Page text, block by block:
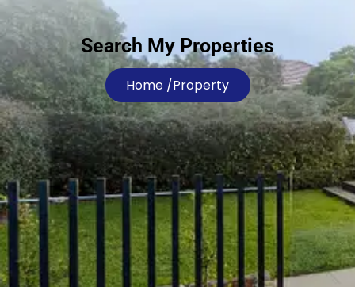
Search My Properties
Home /Property